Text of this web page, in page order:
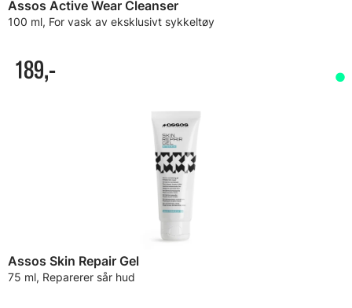
Assos Active Wear Cleanser
100 ml, For vask av eksklusivt sykkeltøy
189,-
Assos Skin Repair Gel
75 ml, Reparerer sår hud